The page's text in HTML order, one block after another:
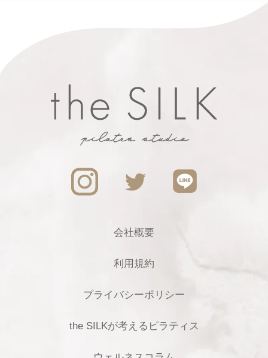
会社概要
利用規約
プライバシーポリシー
the SILKが考えるピラティス